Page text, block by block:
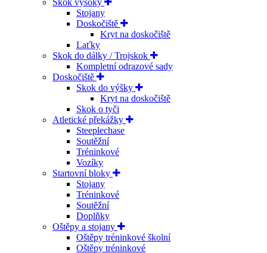
Stojany
Doskočiště
Kryt na doskočiště
Laťky
Skok do dálky / Trojskok
Kompletní odrazové sady
Doskočiště
Skok do výšky
Kryt na doskočiště
Skok o tyči
Atletické překážky
Steeplechase
Soutěžní
Tréninkové
Vozíky
Startovní bloky
Stojany
Tréninkové
Soutěžní
Doplňky
Oštěpy a stojany
Oštěpy tréninkové školní
Oštěpy tréninkové